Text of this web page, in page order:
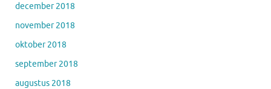
december 2018
november 2018
oktober 2018
september 2018
augustus 2018